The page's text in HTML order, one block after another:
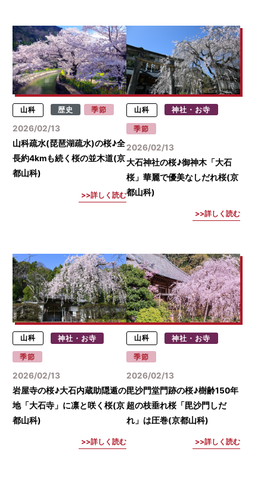
山科 歴史 季節
2026/02/13
山科疏水(琵琶湖疏水)の桜♪全
長約4kmも続く桜の並木道(京
都山科)
詳しく読む
山科 神社・お寺
季節
2026/02/13
大石神社の桜♪御神木「大石
桜」華麗で優美なしだれ桜(京
都山科)
詳しく読む
山科 神社・お寺
季節
2026/02/13
岩屋寺の桜♪大石内蔵助隠遁の
地「大石寺」に凛と咲く桜(京
都山科)
詳しく読む
山科 神社・お寺
季節
2026/02/13
毘沙門堂門跡の桜♪樹齢150年
超の枝垂れ桜「毘沙門しだ
れ」は圧巻(京都山科)
詳しく読む